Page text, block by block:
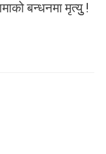
बन्धनमा मृत्युु !